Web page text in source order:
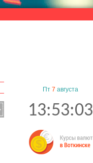
Пт 7 августа
13:53:04